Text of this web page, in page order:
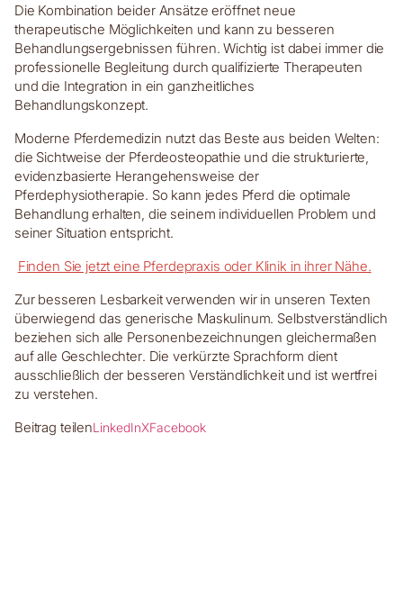
Die Kombination beider Ansätze eröffnet neue
therapeutische Möglichkeiten und kann zu besseren
Behandlungsergebnissen führen. Wichtig ist dabei immer die
professionelle Begleitung durch qualifizierte Therapeuten
und die Integration in ein ganzheitliches
Behandlungskonzept.
Moderne Pferdemedizin nutzt das Beste aus beiden Welten:
die Sichtweise der Pferdeosteopathie und die strukturierte,
evidenzbasierte Herangehensweise der
Pferdephysiotherapie. So kann jedes Pferd die optimale
Behandlung erhalten, die seinem individuellen Problem und
seiner Situation entspricht.
Finden Sie jetzt eine Pferdepraxis oder Klinik in ihrer Nähe.
Zur besseren Lesbarkeit verwenden wir in unseren Texten
überwiegend das generische Maskulinum. Selbstverständlich
beziehen sich alle Personenbezeichnungen gleichermaßen
auf alle Geschlechter. Die verkürzte Sprachform dient
ausschließlich der besseren Verständlichkeit und ist wertfrei
zu verstehen.
Beitrag teilenLinkedInXFacebook